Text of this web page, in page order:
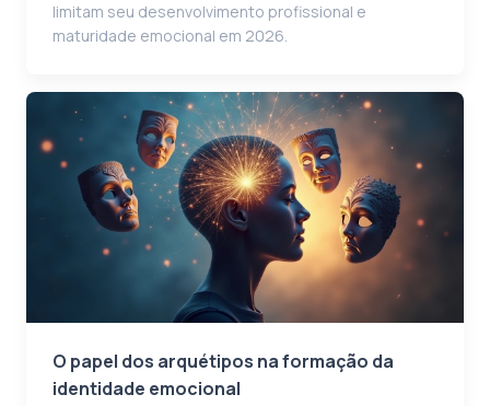
limitam seu desenvolvimento profissional e
maturidade emocional em 2026.
O papel dos arquétipos na formação da
identidade emocional